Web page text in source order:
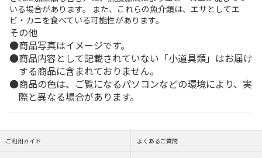
いる場合があります。 また、これらの魚介類は、エサとしてエ
ビ・カニを食べている可能性があります。
その他
商品写真はイメージです。
商品内容として記載されていない「小道具類」はお届け
する商品に含まれておりません。
商品の色は、ご覧になるパソコンなどの環境により、実
際と異なる場合があります。
ご利用ガイド よくあるご質問